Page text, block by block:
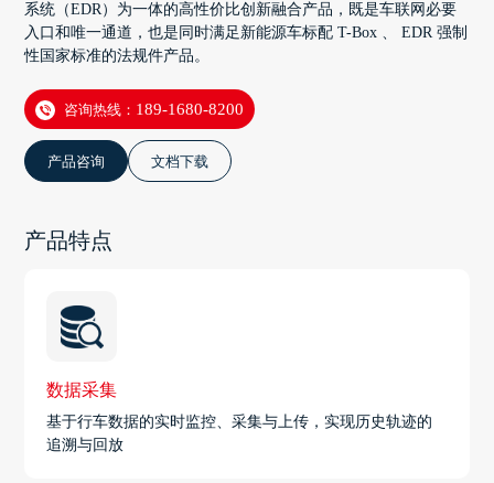
系统（EDR）为一体的高性价比创新融合产品，既是车联网必要
入口和唯一通道，也是同时满足新能源车标配 T-Box 、 EDR 强制
性国家标准的法规件产品。
咨询热线： 189-1680-8200
产品咨询 文档下载
产品特点
数据采集
基于行车数据的实时监控、采集与上传，实现历史轨迹的
追溯与回放